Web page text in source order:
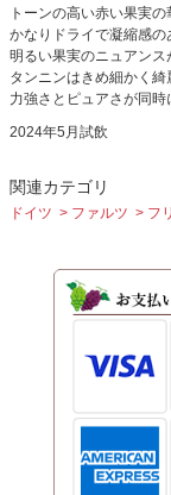
トーンの高い赤い果実の
かなりドライで凝縮感の
明るい果実のニュアンス
タンニンはきめ細かく綺
力強さとピュアさが同時
2024年5月試飲
関連カテゴリ
ドイツ ファルツ フ